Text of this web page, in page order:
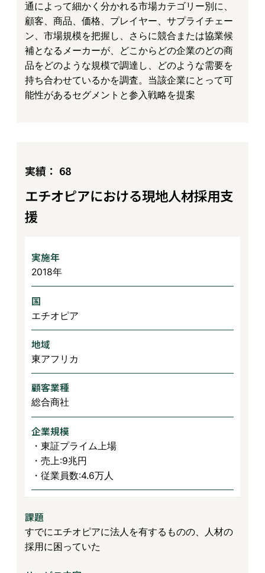
通によって細かく分かれる市場カテゴリー別に、
顧客、商品、価格、プレイヤー、サプライチェー
ン、市場規模を把握し、さらに競合または協業候
補となるメーカーが、どこからどの企業のどの商
品をどのような規模で調達し、どのような需要を
持ち合わせているかを調査。当該企業にとって可
能性があるセグメントと参入戦略を提案
実績： 68
エチオピアにおける現地人材採用支
援
実施年
2018年
国
エチオピア
地域
東アフリカ
顧客業種
総合商社
企業規模
・東証プライム上場
・売上:9兆円
・従業員数:4.6万人
課題
すでにエチオピアに法人を有するものの、人材の
採用に困っていた